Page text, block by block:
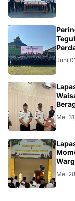
WONOGIRI
Juni
WONOGIRI
Mei
WONOGIRI
Mei